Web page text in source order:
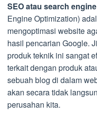
SEO atau search
Engine Optimization)
mengoptimasi website
hasil pencarian Google.
produk teknik ini sangat
terkait dengan produk
sebuah blog di dalam
akan secara tidak
perusahan kita.